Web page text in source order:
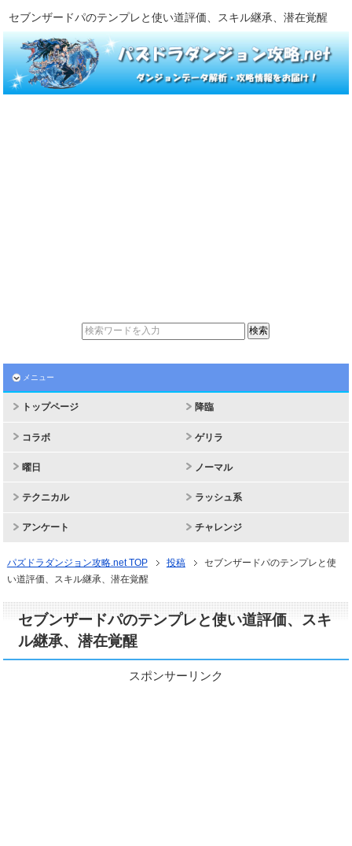
セブンザードパのテンプレと使い道評価、スキル継承、潜在覚醒
メニュー
トップページ 降臨
コラボ ゲリラ
曜日 ノーマル
テクニカル ラッシュ系
アンケート チャレンジ
パズドラダンジョン攻略.net TOP 投稿
セブンザードパのテンプレと使
い道評価、スキル継承、潜在覚醒
セブンザードパのテンプレと使い道評価、スキ
ル継承、潜在覚醒
スポンサーリンク